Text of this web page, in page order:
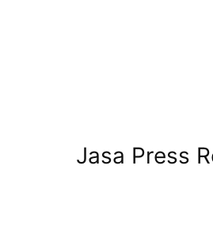
Jasa Press